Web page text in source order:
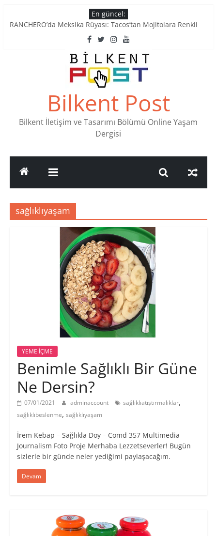
to
En güncel:
RANCHERO’da Meksika Rüyası: Tacos’tan Mojitolara Renkli
Ankara’nın Ruhunu Notalarda Yaşatan 4 Müzik Durağı
Pullardaki tarih: PTT Pul Müzesi
Stamp Collectors Unite: Places to Find Stamps in Ankara
Tatlı Konuşalım: Ankara’nın 4 Köklü Pastanesi
Bilkent Post
Bilkent İletişim ve Tasarımı Bölümü Online Yaşam
Dergisi
sağlıklıyaşam
YEME İÇME
Benimle Sağlıklı Bir Güne
Ne Dersin?
07/01/2021 adminaccount sağlıklıatıştırmalıklar,
sağlıklıbeslenme, sağlıklıyaşam
İrem Kebap – Sağlıkla Doy – Comd 357 Multimedia
Journalism Foto Proje Merhaba Lezzetseverler! Bugün
sizlerle bir günde neler yediğimi paylaşacağım.
Devam